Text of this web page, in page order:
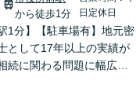
から徒歩1分
日定休日
1分】【駐車場有】地元密
として17年以上の実績が
続に関わる問題に幅広く